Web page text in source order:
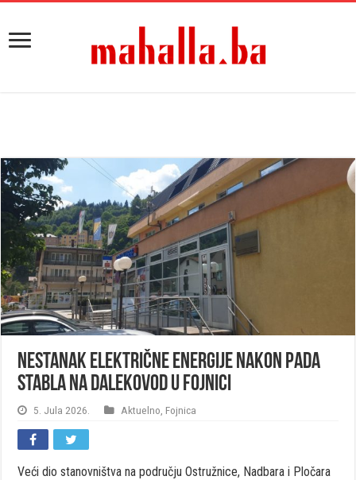
Nestanak električne energije nakon pada
stabla na dalekovod u Fojnici
5. Jula 2026. Aktuelno Fojnica
Veći dio stanovništva na području Ostružnice, Nadbara i Pločara